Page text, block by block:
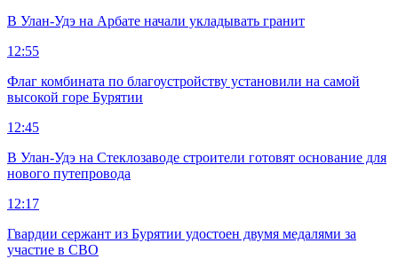
В Улан-Удэ на Арбате начали укладывать гранит
12:55
Флаг комбината по благоустройству установили на самой
высокой горе Бурятии
12:45
В Улан-Удэ на Стеклозаводе строители готовят основание для
нового путепровода
12:17
Гвардии сержант из Бурятии удостоен двумя медалями за
участие в СВО